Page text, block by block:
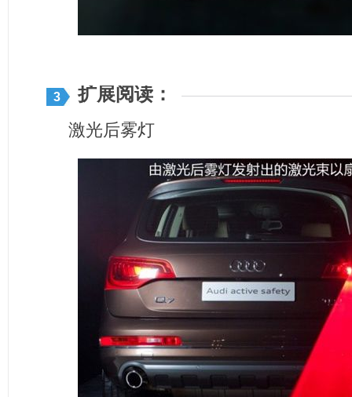
3 扩展阅读：
激光后雾灯